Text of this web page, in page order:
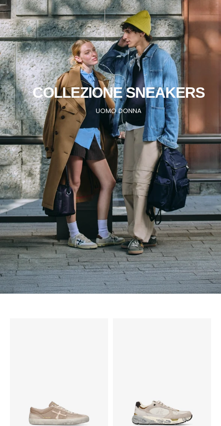
COLLEZIONE SNEAKERS
UOMO DONNA